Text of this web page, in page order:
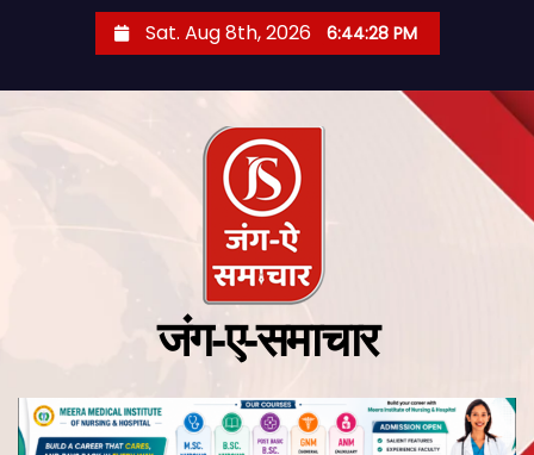
Sat. Aug 8th, 2026 6:44:29 PM
जंग-ए-समाचार